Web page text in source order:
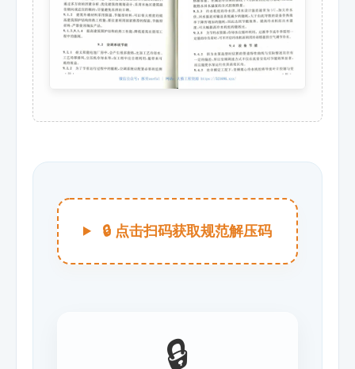
🔒 点击扫码获取规范解压码
🔒